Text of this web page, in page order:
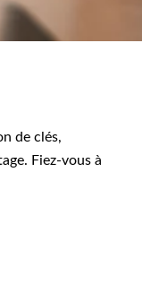
de clés,
Fiez-vous à